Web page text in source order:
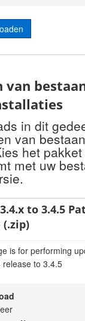
van
in dit
van
het
met uw
to 3.4.5
(.zip)
is for performing
release to 3.4.5